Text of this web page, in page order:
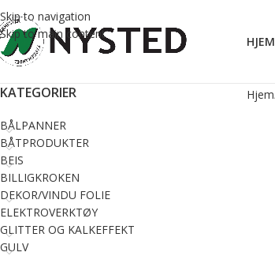
Skip to navigation
Skip to main content
HJEM
KATEGORIER
BÅLPANNER
BÅTPRODUKTER
BEIS
BILLIGKROKEN
DEKOR/VINDU FOLIE
ELEKTROVERKTØY
GLITTER OG KALKEFFEKT
GULV
Hjem